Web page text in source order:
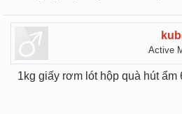
Active
1kg giấy rơm lót hộp quà hút ẩm